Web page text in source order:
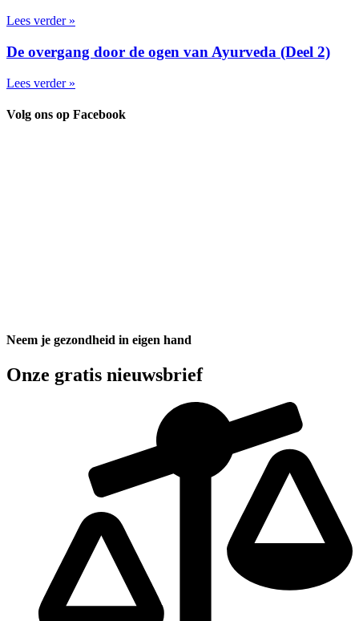
Lees verder »
De overgang door de ogen van Ayurveda (Deel 2)
Lees verder »
Volg ons op Facebook
Neem je gezondheid in eigen hand
Onze gratis nieuwsbrief